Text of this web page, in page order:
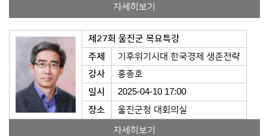
자세히보기
제27회 울진군 목요특강
주제
기후위기시대 한국경제 생존전략
강사
홍종호
일시
2025-04-10 17:00
장소
울진군청 대회의실
자세히보기